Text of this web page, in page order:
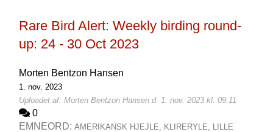
Rare Bird Alert: Weekly birding round-
up: 24 - 30 Oct 2023
Morten Bentzon Hansen
1. nov. 2023
Uploadet af: Morten Bentzon Hansen d. 1. nov. 2023 kl. 09:11
0
EMNEORD: AMERIKANSK HJEJLE, KLIRERYLE, LILLE